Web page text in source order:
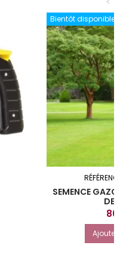
Bientôt disponible
SEMENCE
DE
Prix
Ajouter